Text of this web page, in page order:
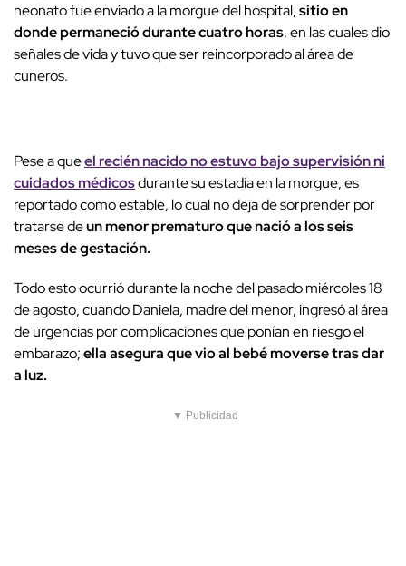
neonato fue enviado a la morgue del hospital,sitio en
donde permaneció durante cuatro horas, en las cuales dio
señales de vida y tuvo que ser reincorporado al área de
cuneros.
Pese a queel recién nacido no estuvo bajo supervisión ni
cuidados médicosdurante su estadía en la morgue, es
reportado como estable, lo cual no deja de sorprender por
tratarse deun menor prematuro que nació a los seis
meses de gestación.
Todo esto ocurrió durante la noche del pasado miércoles 18
de agosto, cuando Daniela, madre del menor, ingresó al área
de urgencias por complicaciones que ponían en riesgo el
embarazo;ella asegura que vio al bebé moverse tras dar
a luz.
▼ Publicidad